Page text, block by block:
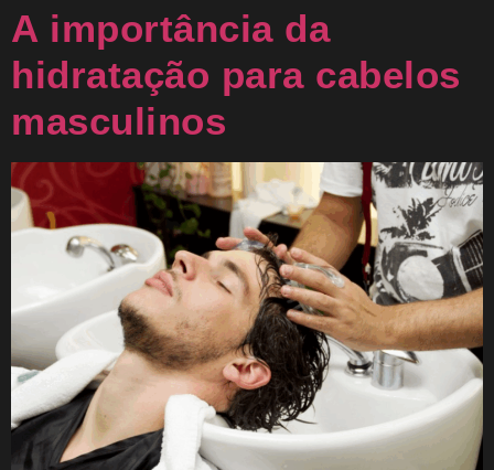
A importância da
hidratação para cabelos
masculinos